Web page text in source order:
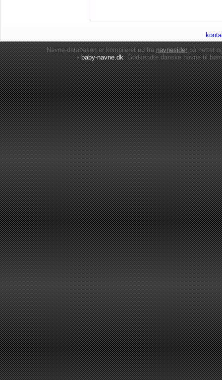
Navne-databasen er kompileret ud franavnesiderpå nettet
•baby-navne.dk: Godkendte danskenavne til børn